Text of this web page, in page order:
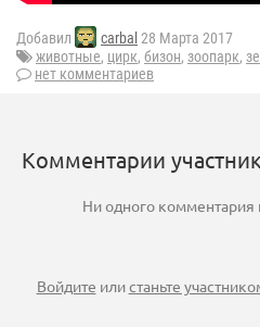
Добавил carbal 28 Марта 2017
животные, цирк, бизон, зоопарк,
нет комментариев
Комментарии
Ни одного комментария
Войдите илистаньте